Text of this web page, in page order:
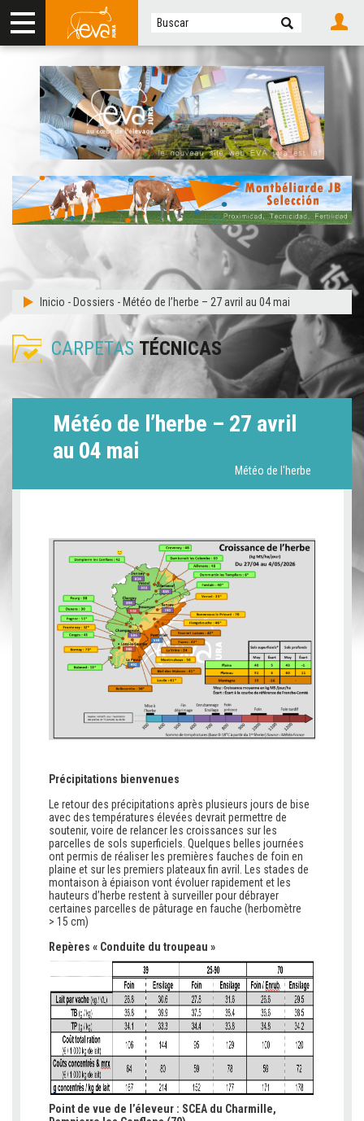
Inicio - Dossiers - Météo de l’herbe – 27 avril au 04 mai
CARPETASTÉCNICAS
Météo de l’herbe – 27 avril
au 04 mai
Météo de l'herbe
Précipitations bienvenues
Le retour des précipitations après plusieurs jours de bise
avec des températures élevées devrait permettre de
soutenir, voire de relancer les croissances sur les
parcelles de sols superficiels. Quelques belles journées
ont permis de réaliser les premières fauches de foin en
plaine et sur les premiers plateaux fin avril. Les stades de
montaison à épiaison vont évoluer rapidement et les
hauteurs d’herbe restent à surveiller pour débrayer
certaines parcelles de pâturage en fauche (herbomètre
> 15 cm)
Repères « Conduite du troupeau »
Point de vue de l’éleveur : SCEA du Charmille,